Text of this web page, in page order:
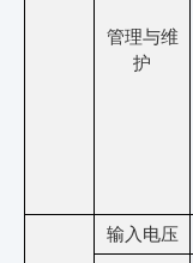
管理与维
护
输入电压